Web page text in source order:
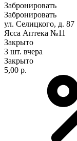
Забронировать
Забронировать
ул. Селицкого, д. 87
Ясса Аптека №11
Закрыто
3 шт. вчера
Закрыто
5,00 р.